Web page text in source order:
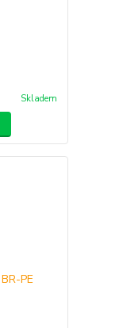
Skladem